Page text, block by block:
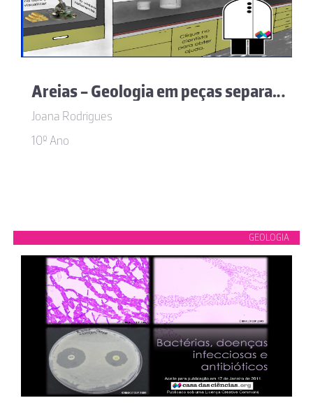
Areias - Geologia em peças separadas
Joana Rodrigues
10º Ano
GEOLOGIA